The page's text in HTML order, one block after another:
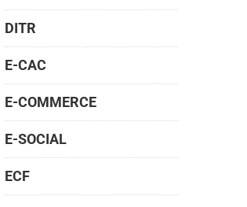
DITR
E-CAC
E-COMMERCE
E-SOCIAL
ECF